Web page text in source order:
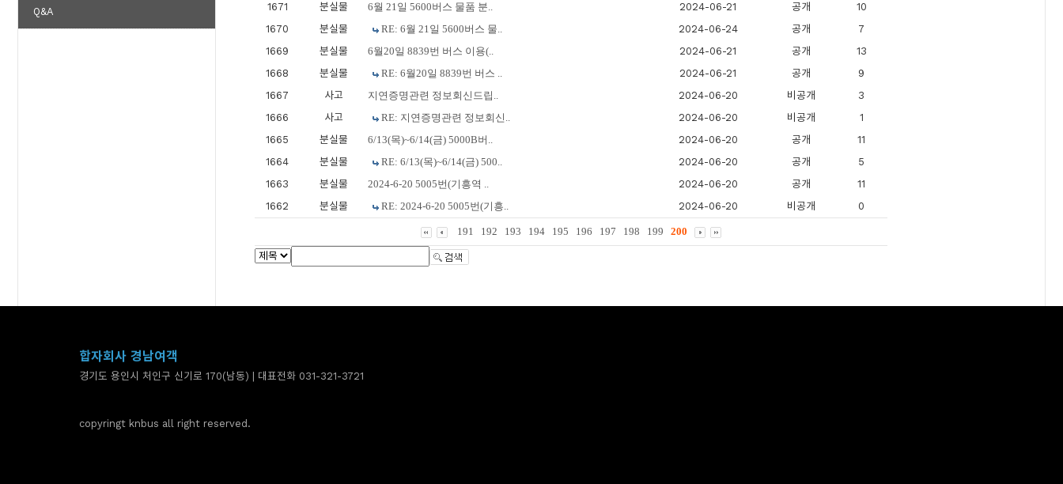
Q&A 1671 분실물 6월 21일 5600버스 물품 분.. 2024-06-21 공개
10
1670
분실물 RE: 6월 21일 5600버스 물.. 2024-06-24 공개
7
1669
분실물 6월20일 8839번 버스 이용(.. 2024-06-21 공개
13
1668
분실물 RE: 6월20일 8839번 버스 .. 2024-06-21 공개
9
1667
사고 지연증명관련 정보회신드립.. 2024-06-20 비공개
3
1666
사고 RE: 지연증명관련 정보회신.. 2024-06-20 비공개
1
1665
분실물 6/13(목)~6/14(금) 5000B버.. 2024-06-20 공개
11
1664
분실물 RE: 6/13(목)~6/14(금) 500.. 2024-06-20 공개
5
1663
분실물 2024-6-20 5005번(기흥역 .. 2024-06-20 공개
11
1662
분실물 RE: 2024-6-20 5005번(기흥.. 2024-06-20 비공개 0
191 192 193 194 195 196 197 198 199 200
합자회사 경남여객
경기도 용인시 처인구 신기로 170(남동) | 대표전화 031-321-3721
copyringt knbus all right reserved.